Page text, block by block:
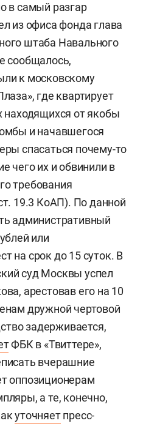
в самый разгар
из офиса фонда глава
штаба Навального
сообщалось,
к московскому
где квартирует
находящихся от якобы
и начавшегося
спасаться почему-то
чего их и обвинили в
требования
19.3 КоАП). По данной
административный
или
на срок до 15 суток. В
суд Москвы успел
арестовав его на 10
дружной чертовой
задерживается,
ФБК в «Твиттере»,
вчерашние
оппозиционерам
а те, конечно,
уточняетпресс-